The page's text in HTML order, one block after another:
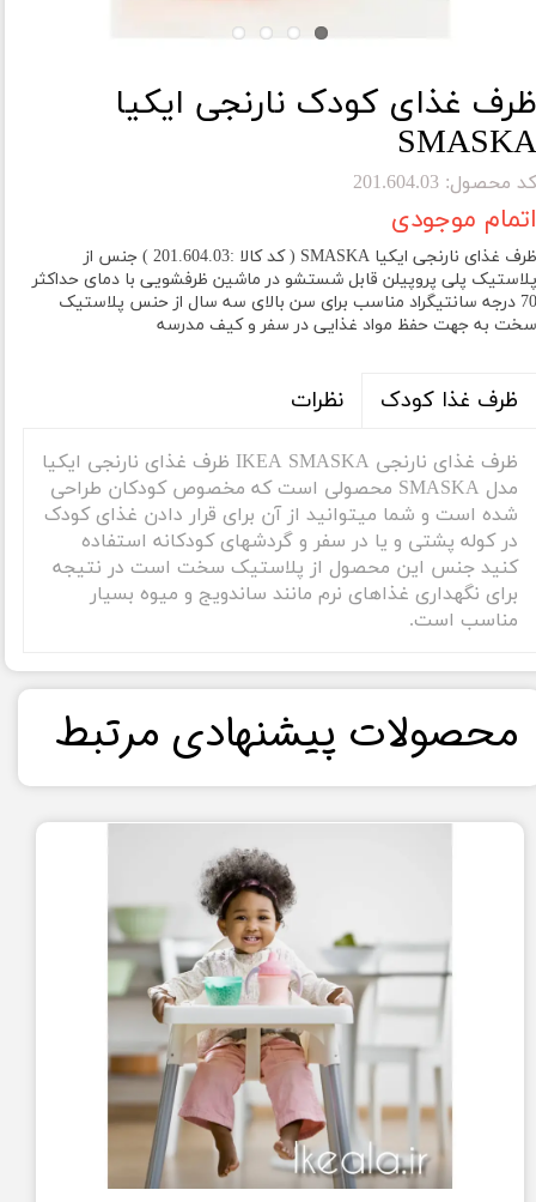
ظرف غذای کودک نارنجی ایکیا
SMASKA
کد محصول: 201.604.03
اتمام موجودی
ظرف غذای نارنجی ایکیا SMASKA ( کد کالا :201.604.03 ) جنس از
پلاستیک پلی پروپیلن قابل شستشو در ماشین ظرفشویی با دمای حداکثر
70 درجه سانتیگراد مناسب برای سن بالای سه سال از حنس پلاستیک
سخت به جهت حفظ مواد غذایی در سفر و کیف مدرسه
ظرف غذا کودک نظرات
ظرف غذای نارنجی IKEA SMASKA ظرف غذای نارنجی ایکیا
مدل SMASKA محصولی است که مخصوص کودکان طراحی
شده است و شما میتوانید از آن برای قرار دادن غذای کودک
در کوله پشتی و یا در سفر و گردشهای کودکانه استفاده
کنید جنس این محصول از پلاستیک سخت است در نتیجه
برای نگهداری غذاهای نرم مانند ساندویج و میوه بسیار
مناسب است.
​محصولات پیشنهادی مرتبط​​​​​​​